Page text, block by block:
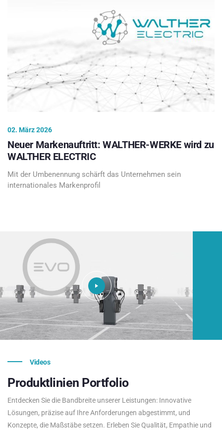
02. März 2026
Neuer Markenauftritt: WALTHER-WERKE wird zu
WALTHER ELECTRIC
Mit der Umbenennung schärft das Unternehmen sein
internationales Markenprofil
Videos
Produktlinien Portfolio
Entdecken Sie die Bandbreite unserer Leistungen: Innovative
Lösungen, präzise auf Ihre Anforderungen abgestimmt, und
Konzepte, die Maßstäbe setzen. Erleben Sie Qualität, Empathie und